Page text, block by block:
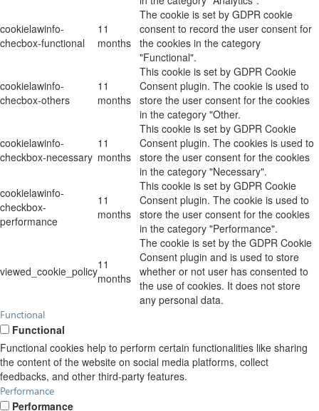
cookielawinfo-
checbox-functional
11
months
The cookie is set by GDPR cookie
consent to record the user consent for
the cookies in the category
"Functional".
cookielawinfo-
checbox-others
11
months
This cookie is set by GDPR Cookie
Consent plugin. The cookie is used to
store the user consent for the cookies
in the category "Other.
cookielawinfo-
checkbox-necessary
11
months
This cookie is set by GDPR Cookie
Consent plugin. The cookies is used to
store the user consent for the cookies
in the category "Necessary".
cookielawinfo-
checkbox-
performance
11
months
This cookie is set by GDPR Cookie
Consent plugin. The cookie is used to
store the user consent for the cookies
in the category "Performance".
viewed_cookie_policy11
months
The cookie is set by the GDPR Cookie
Consent plugin and is used to store
whether or not user has consented to
the use of cookies. It does not store
any personal data.
Functional
Functional
Functional cookies help to perform certain functionalities like sharing
the content of the website on social media platforms, collect
feedbacks, and other third-party features.
Performance
Performance